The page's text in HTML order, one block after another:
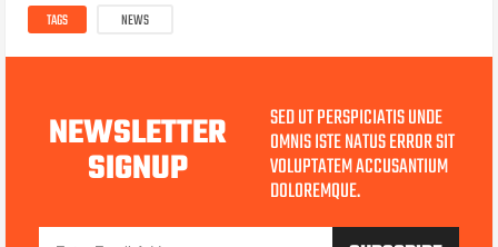
TAGS NEWS
NEWSLETTER
SIGNUP
SED UT PERSPICIATIS UNDE
OMNIS ISTE NATUS ERROR SIT
VOLUPTATEM ACCUSANTIUM
DOLOREMQUE.